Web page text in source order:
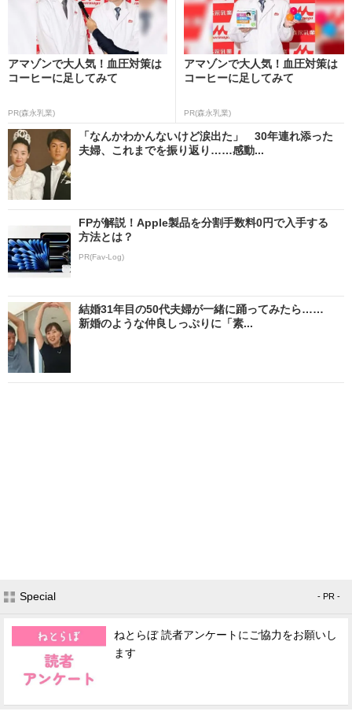
アマゾンで大人気！血圧対策は
コーヒーに足してみて
PR(森永乳業)
アマゾンで大人気！血圧対策は
コーヒーに足してみて
PR(森永乳業)
「なんかわかんないけど涙出た」 30年連れ添った
夫婦、これまでを振り返り……感動...
FPが解説！Apple製品を分割手数料0円で入手する
方法とは？
PR(Fav-Log)
結婚31年目の50代夫婦が一緒に踊ってみたら……
新婚のような仲良しっぷりに「素...
Special - PR -
ねとらぼ 読者アンケートにご協力をお願いし
ます